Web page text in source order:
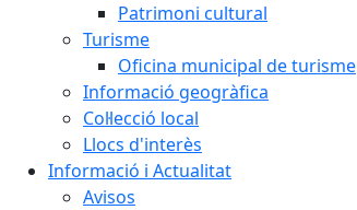
Patrimoni cultural
Turisme
Oficina municipal de turisme
Informació geogràfica
Col·lecció local
Llocs d'interès
Informació i Actualitat
Avisos